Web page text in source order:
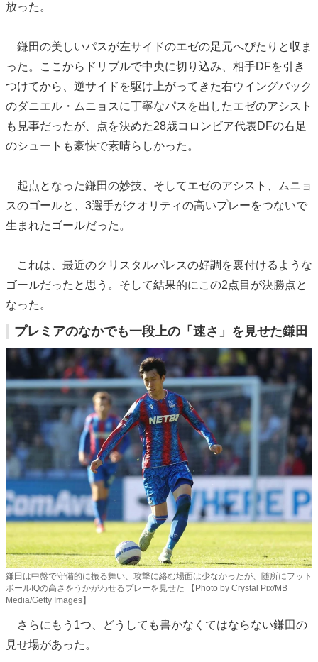
放った。
鎌田の美しいパスが左サイドのエゼの足元へぴたりと収ま
った。ここからドリブルで中央に切り込み、相手DFを引き
つけてから、逆サイドを駆け上がってきた右ウイングバック
のダニエル・ムニョスに丁寧なパスを出したエゼのアシスト
も見事だったが、点を決めた28歳コロンビア代表DFの右足
のシュートも豪快で素晴らしかった。
起点となった鎌田の妙技、そしてエゼのアシスト、ムニョ
スのゴールと、3選手がクオリティの高いプレーをつないで
生まれたゴールだった。
これは、最近のクリスタルパレスの好調を裏付けるような
ゴールだったと思う。そして結果的にこの2点目が決勝点と
なった。
プレミアのなかでも一段上の「速さ」を見せた鎌田
鎌田は中盤で守備的に振る舞い、攻撃に絡む場面は少なかったが、随所にフット
ボールIQの高さをうかがわせるプレーを見せた 【Photo by Crystal Pix/MB
Media/Getty Images】
さらにもう1つ、どうしても書かなくてはならない鎌田の
見せ場があった。